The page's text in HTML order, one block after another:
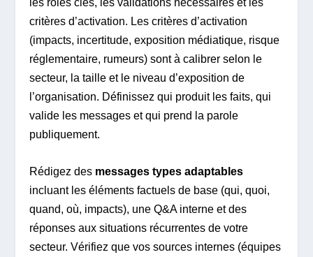
les rôles clés, les validations nécessaires et les
critères d’activation. Les critères d’activation
(impacts, incertitude, exposition médiatique, risque
réglementaire, rumeurs) sont à calibrer selon le
secteur, la taille et le niveau d’exposition de
l’organisation. Définissez qui produit les faits, qui
valide les messages et qui prend la parole
publiquement.
Rédigez des messages types adaptables
incluant les éléments factuels de base (qui, quoi,
quand, où, impacts), une Q&A interne et des
réponses aux situations récurrentes de votre
secteur. Vérifiez que vos sources internes (équipes